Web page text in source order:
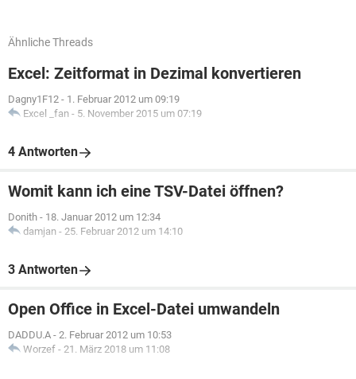
Ähnliche Threads
Excel: Zeitformat in Dezimal konvertieren
Dagny1F12 - 1. Februar 2012 um 09:19
Excel _fan - 5. November 2015 um 07:19
4 Antworten
Womit kann ich eine TSV-Datei öffnen?
Donith - 18. Januar 2012 um 12:34
damjan - 25. Februar 2012 um 14:10
3 Antworten
Open Office in Excel-Datei umwandeln
DADDU.A - 2. Februar 2012 um 10:53
Worzef - 21. März 2018 um 11:08